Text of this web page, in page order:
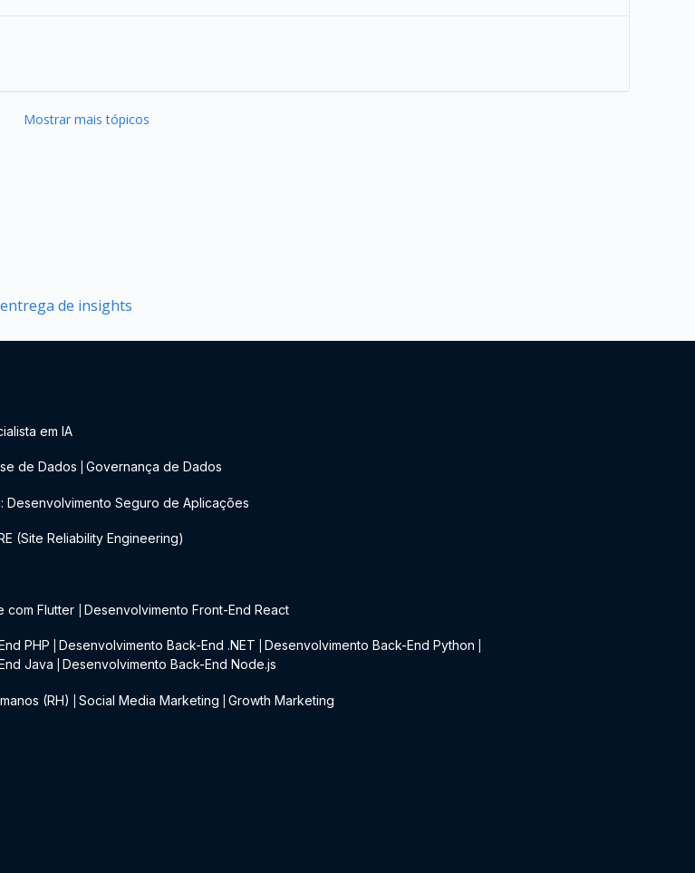
Mostrar mais tópicos
de insights
em IA
de Dados Governança de Dados
Desenvolvimento Seguro de Aplicações
(Site Reliability Engineering)
com Flutter Desenvolvimento Front-End React
PHP Desenvolvimento Back-End .NET Desenvolvimento Back-End Python
Java Desenvolvimento Back-End Node.js
(RH) Social Media Marketing Growth Marketing